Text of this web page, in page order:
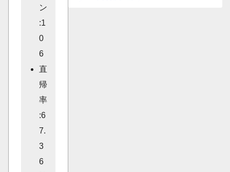
ン
:1
0
6
直
帰
率
:6
7.
3
6